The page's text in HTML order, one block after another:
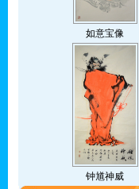
如意宝像
钟馗神威